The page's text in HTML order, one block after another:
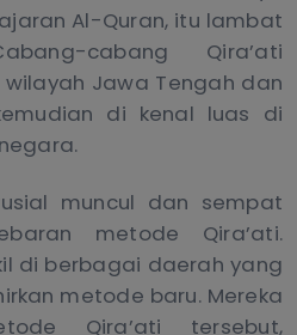
Al-Quran, itu lambat
cabang Qira’ati
Jawa Tengah dan
di kenal luas di
muncul dan sempat
metode Qira’ati.
di berbagai daerah yang
metode baru. Mereka
Qira’ati tersebut,